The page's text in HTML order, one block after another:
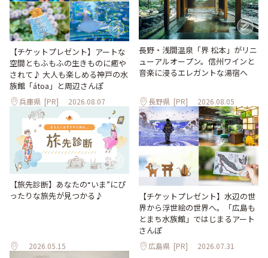
【チケットプレゼント】アートな
空間ともふもふの生きものに癒や
されて♪ 大人も楽しめる神戸の水
族館「átoa」と周辺さんぽ
兵庫県 [PR] 2026.08.07
長野・浅間温泉「界 松本」がリニ
ューアルオープン。信州ワインと
音楽に浸るエレガントな湯宿へ
長野県 [PR] 2026.08.05
【旅先診断】あなたの“いま”にぴ
ったりな旅先が見つかる♪
2026.05.15
【チケットプレゼント】水辺の世
界から浮世絵の世界へ。「広島も
とまち水族館」ではじまるアート
さんぽ
広島県 [PR] 2026.07.31